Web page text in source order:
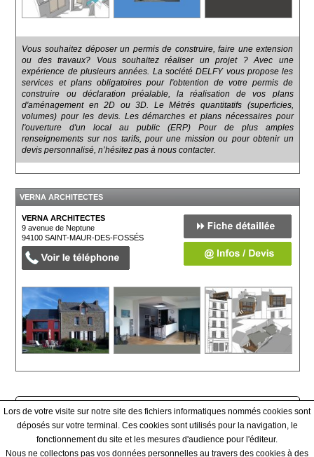
Vous souhaitez déposer un permis de construire, faire une extension
ou des travaux? Vous souhaitez réaliser un projet ? Avec une
expérience de plusieurs années. La société DELFY vous propose les
services et plans obligatoires pour l'obtention de votre permis de
construire ou déclaration préalable, la réalisation de vos plans
d'aménagement en 2D ou 3D. Le Métrés quantitatifs (superficies,
volumes) pour les devis. Les démarches et plans nécessaires pour
l'ouverture d'un local au public (ERP) Pour de plus amples
renseignements sur nos tarifs, pour une mission ou pour obtenir un
devis personnalisé, n’hésitez pas à nous contacter.
VERNA ARCHITECTES
VERNA ARCHITECTES
9 avenue de Neptune
94100SAINT-MAUR-DES-FOSSÉS
Afficher tous les prestataires
Qui sommes-nous ? - Contact - Conditions générales
Lors de votre visite sur notre site des fichiers informatiques nommés cookies sont
déposés sur votre terminal. Ces cookies sont utilisés pour la navigation, le
fonctionnement du site et les mesures d'audience pour l'éditeur.
Nous ne collectons pas vos données personnelles au travers des cookies à des